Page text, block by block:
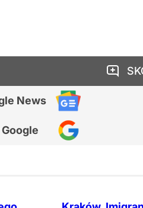
News
Google